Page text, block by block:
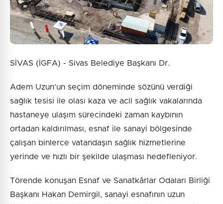
SİVAS (İGFA) - Sivas Belediye Başkanı Dr.
Adem Uzun’un seçim döneminde sözünü verdiği
sağlık tesisi ile olası kaza ve acil sağlık vakalarında
hastaneye ulaşım sürecindeki zaman kaybının
ortadan kaldırılması, esnaf ile sanayi bölgesinde
çalışan binlerce vatandaşın sağlık hizmetlerine
yerinde ve hızlı bir şekilde ulaşması hedefleniyor.
Törende konuşan Esnaf ve Sanatkârlar Odaları Birliği
Başkanı Hakan Demirgil, sanayi esnafının uzun